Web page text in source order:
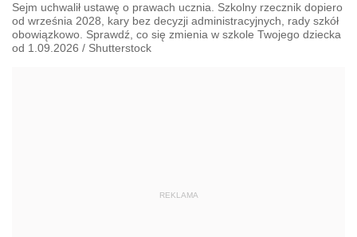
Sejm uchwalił ustawę o prawach ucznia. Szkolny rzecznik dopiero
od września 2028, kary bez decyzji administracyjnych, rady szkół
obowiązkowo. Sprawdź, co się zmienia w szkole Twojego dziecka
od 1.09.2026 / Shutterstock